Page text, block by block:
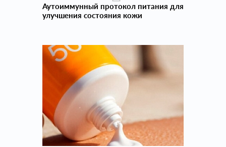
Аутоиммунный протокол питания для
улучшения состояния кожи